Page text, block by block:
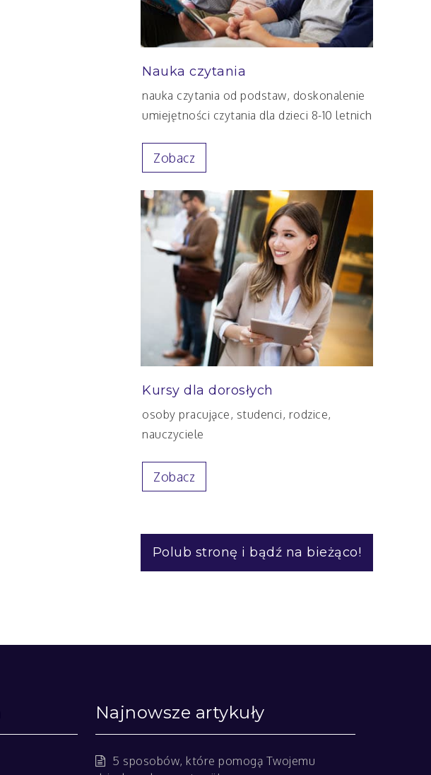
Nauka czytania
nauka czytania od podstaw, doskonalenie
umiejętności czytania dla dzieci 8-10 letnich
Zobacz
Kursy dla dorosłych
osoby pracujące, studenci, rodzice,
nauczyciele
Zobacz
Polub stronę i bądź na bieżąco!
Najnowsze artykuły
5 sposobów, które pomogą Twojemu